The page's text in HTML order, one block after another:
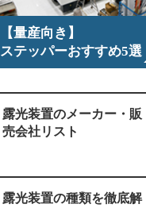
【量産向き】
ステッパーおすすめ5選
露光装置のメーカー・販
売会社リスト
露光装置の種類を徹底解